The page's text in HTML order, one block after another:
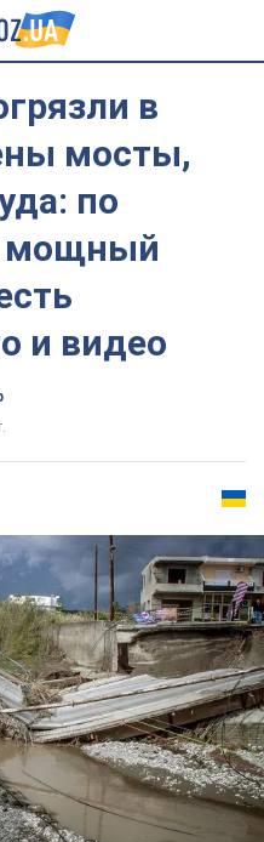
в
мосты,
по
мощный
и видео